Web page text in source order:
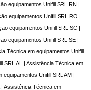
equipamentos Unifill SRL RN |
equipamentos Unifill SRL RO |
equipamentos Unifill SRL SC |
equipamentos Unifill SRL SE |
Técnica em equipamentos Unifill
SRL AL | Assistência Técnica em
equipamentos Unifill SRL AM |
Assistência Técnica em